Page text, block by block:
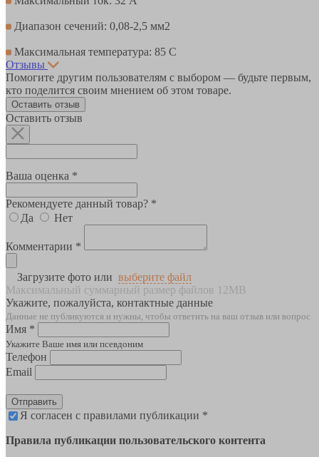
Диапазон сечений: 0,08-2,5 мм2
Максимальная температура: 85 С
Отзывы
Помогите другим пользователям с выбором — будьте первым,
кто поделится своим мнением об этом товаре.
Оставить отзыв
Оставить отзыв
Ваша оценка *
Рекомендуете данный товар? *
Да
Нет
Комментарии *
Загрузите фото или выберите файл
Максимальный суммарный размер файлов 12MB
Укажите, пожалуйста, контактные данные
Данные не публикуются и нужны, чтобы ответить на ваш отзыв или вопрос
Имя *
Укажите Ваше имя или псевдоним
Телефон
Email
Отправить
Я согласен с правилами публикации *
Правила публикации пользовательского контента